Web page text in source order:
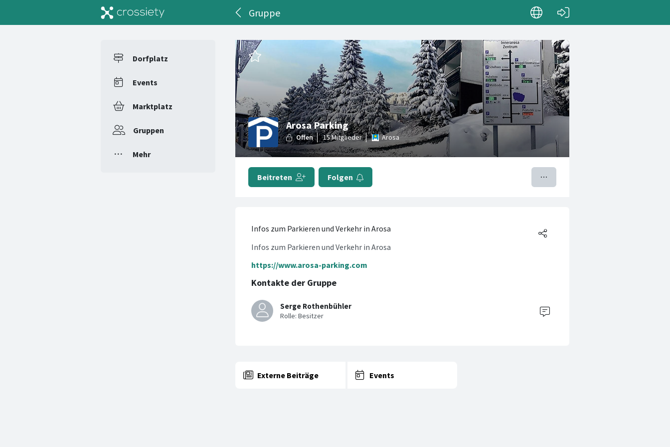
Gruppe
Dorfplatz
Events
Marktplatz
Gruppen
Mehr
Arosa Parking
Arosa
Beitreten Folgen
Infos zum Parkieren und Verkehr in Arosa
Infos zum Parkieren und Verkehr in Arosa
https://www.arosa-parking.com
Kontakte der Gruppe
Serge Rothenbühler
Externe Beiträge Events